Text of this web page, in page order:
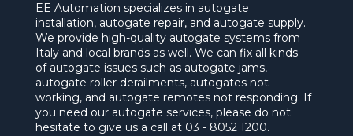
EE Automation specializes in autogate
installation, autogate repair, and autogate supply.
We provide high-quality autogate systems from
Italy and local brands as well. We can fix all kinds
of autogate issues such as autogate jams,
autogate roller derailments, autogates not
working, and autogate remotes not responding. If
you need our autogate services, please do not
hesitate to give us a call at 03 - 8052 1200.